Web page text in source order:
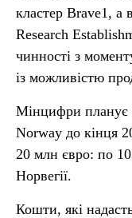
кластер Brave1, а
Research
чинності з
із можливістю
Мінцифри планує
Norway до кінця
20 млн євро: по
Норвегії.
Кошти, які